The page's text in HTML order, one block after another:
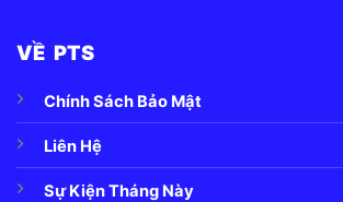
VỀ PTS
Chính Sách Bảo Mật
Liên Hệ
Sự Kiện Tháng Này